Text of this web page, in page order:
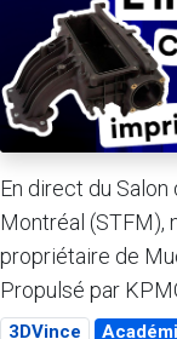
En direct du
Montréal (STFM),
propriétaire de
Propulsé par
3DVince